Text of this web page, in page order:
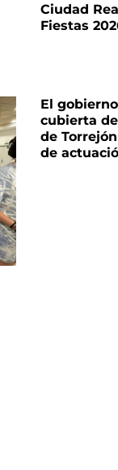
Ciudad
Fiestas
El
cubierta
de
de